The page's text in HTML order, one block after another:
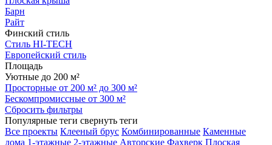
Барн
Райт
Финский стиль
Стиль HI-TECH
Европейский стиль
Площадь
Уютные до 200 м²
Просторные от 200 м² до 300 м²
Бескомпромиссные от 300 м²
Сбросить фильтры
Популярные теги свернуть теги
Все проекты Клееный брус Комбинированные Каменные
дома 1-этажные 2-этажные Авторские Фахверк Плоская